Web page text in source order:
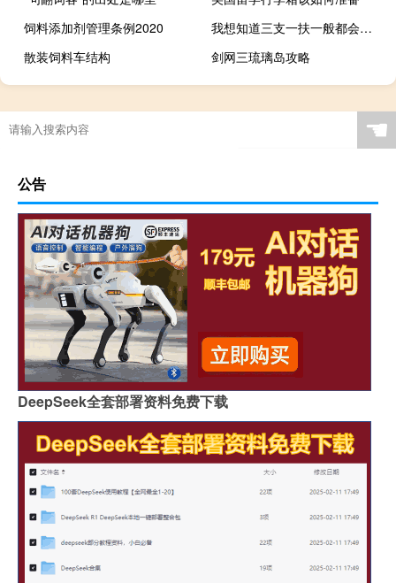
饲料添加剂管理条例2020
我想知道三支一扶一般都会分到哪里上班
散装饲料车结构
剑网三琉璃岛攻略
☚
公告
DeepSeek全套部署资料免费下载